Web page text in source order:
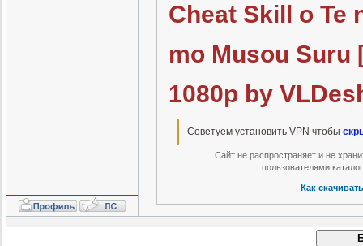
Cheat Skill o Te
mo Musou Suru
1080p by
Советуем установить VPN чтобы
Сайт не распространяет и не
пользователями
Как